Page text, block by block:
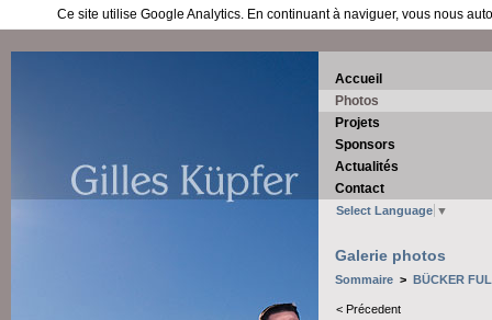
Ce site utilise Google Analytics. En continuant à naviguer, vous nous
Accueil
Photos
Projets
Sponsors
Actualités
Contact
Select Language ▼
Galerie photos
Sommaire > BÜCKER
< Précedent